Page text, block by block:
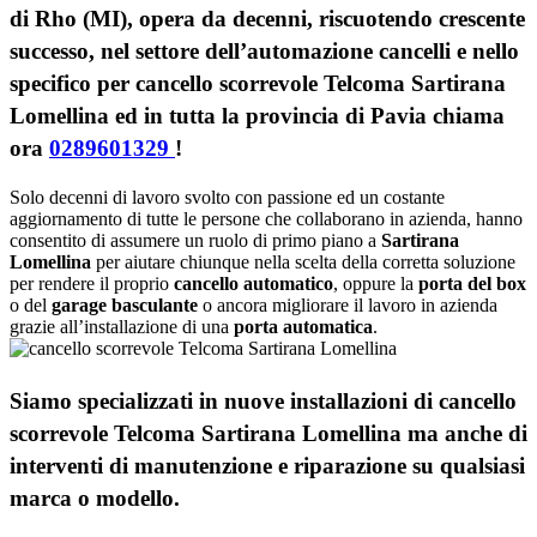
di Rho (MI), opera da decenni, riscuotendo crescente
successo, nel settore dell’automazione cancelli e nello
specifico per cancello scorrevole Telcoma Sartirana
Lomellina ed in tutta la provincia di Pavia chiama
ora 0289601329 !
Solo decenni di lavoro svolto con passione ed un costante
aggiornamento di tutte le persone che collaborano in azienda, hanno
consentito di assumere un ruolo di primo piano a Sartirana
Lomellina per aiutare chiunque nella scelta della corretta soluzione
per rendere il proprio cancello automatico, oppure la porta del box
o del garage basculante o ancora migliorare il lavoro in azienda
grazie all’installazione di una porta automatica.
Siamo specializzati in nuove installazioni di cancello
scorrevole Telcoma Sartirana Lomellina ma anche di
interventi di manutenzione e riparazione su qualsiasi
marca o modello.